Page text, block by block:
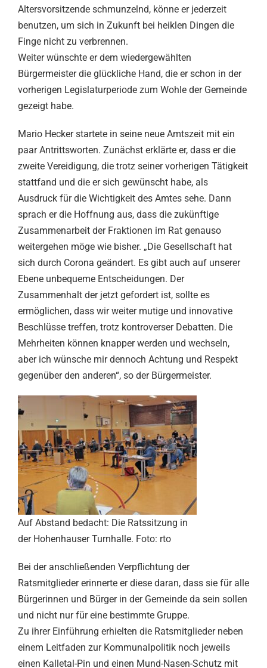
Altersvorsitzende schmunzelnd, könne er jederzeit
benutzen, um sich in Zukunft bei heiklen Dingen die
Finge nicht zu verbrennen.
Weiter wünschte er dem wiedergewählten
Bürgermeister die glückliche Hand, die er schon in der
vorherigen Legislaturperiode zum Wohle der Gemeinde
gezeigt habe.
Mario Hecker startete in seine neue Amtszeit mit ein
paar Antrittsworten. Zunächst erklärte er, dass er die
zweite Vereidigung, die trotz seiner vorherigen Tätigkeit
stattfand und die er sich gewünscht habe, als
Ausdruck für die Wichtigkeit des Amtes sehe. Dann
sprach er die Hoffnung aus, dass die zukünftige
Zusammenarbeit der Fraktionen im Rat genauso
weitergehen möge wie bisher. „Die Gesellschaft hat
sich durch Corona geändert. Es gibt auch auf unserer
Ebene unbequeme Entscheidungen. Der
Zusammenhalt der jetzt gefordert ist, sollte es
ermöglichen, dass wir weiter mutige und innovative
Beschlüsse treffen, trotz kontroverser Debatten. Die
Mehrheiten können knapper werden und wechseln,
aber ich wünsche mir dennoch Achtung und Respekt
gegenüber den anderen“, so der Bürgermeister.
Auf Abstand bedacht: Die Ratssitzung in
der Hohenhauser Turnhalle. Foto: rto
Bei der anschließenden Verpflichtung der
Ratsmitglieder erinnerte er diese daran, dass sie für alle
Bürgerinnen und Bürger in der Gemeinde da sein sollen
und nicht nur für eine bestimmte Gruppe.
Zu ihrer Einführung erhielten die Ratsmitglieder neben
einem Leitfaden zur Kommunalpolitik noch jeweils
einen Kalletal-Pin und einen Mund-Nasen-Schutz mit